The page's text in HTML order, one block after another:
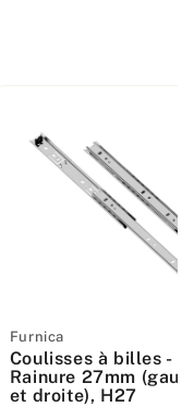
Fabricant
:
Furnica
Coulisses à billes -
Rainure 27mm
et droite), H27